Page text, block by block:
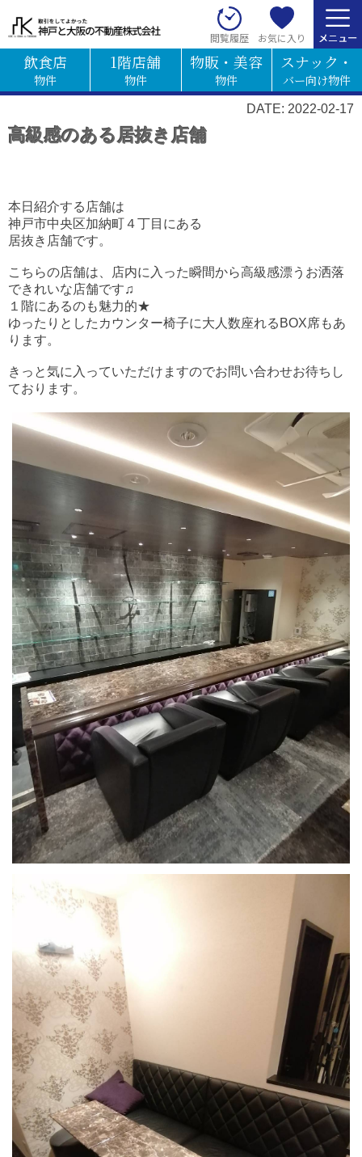
閲覧履歴 お気に入り
飲食店
物件
1階店舗
物件
物販・美容
物件
スナック・
バー向け物件
DATE: 2022-02-17
高級感のある居抜き店舗
本日紹介する店舗は
神戸市中央区加納町４丁目にある
居抜き店舗です。
こちらの店舗は、店内に入った瞬間から高級感漂うお洒落
できれいな店舗です♫
１階にあるのも魅力的★
ゆったりとしたカウンター椅子に大人数座れるBOX席もあ
ります。
きっと気に入っていただけますのでお問い合わせお待ちし
ております。